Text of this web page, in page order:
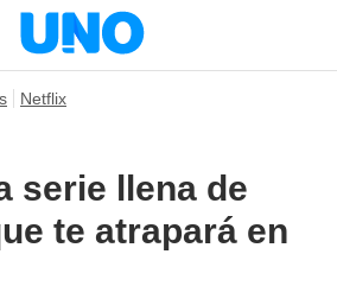
Netflix
serie llena de
te atrapará en